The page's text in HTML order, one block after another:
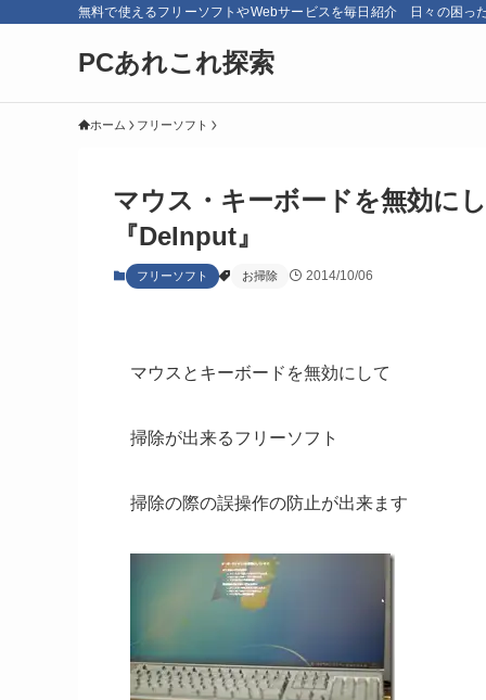
無料で使えるフリーソフトやWebサービスを毎日紹介 日々の困っ
PCあれこれ探索
ホーム フリーソフト
マウス・キーボードを無効に
『DeInput』
フリーソフト お掃除 2014/10/06
マウスとキーボードを無効にして
掃除が出来るフリーソフト
掃除の際の誤操作の防止が出来ます